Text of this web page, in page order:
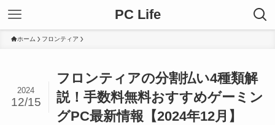
PC Life
ホーム フロンティア
フロンティアの分割払い4種類解
説！手数料無料おすすめゲーミン
グPC最新情報【2024年12月】
2024
12/15